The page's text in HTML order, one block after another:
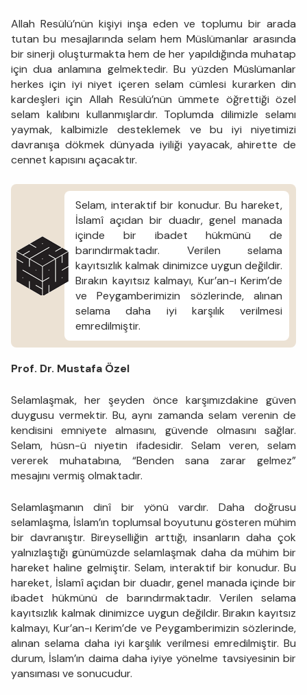
Allah Resülü’nün kişiyi inşa eden ve toplumu bir arada
tutan bu mesajlarında selam hem Müslümanlar arasında
bir sinerji oluşturmakta hem de her yapıldığında muhatap
için dua anlamına gelmektedir. Bu yüzden Müslümanlar
herkes için iyi niyet içeren selam cümlesi kurarken din
kardeşleri için Allah Resülü’nün ümmete öğrettiği özel
selam kalıbını kullanmışlardır. Toplumda dilimizle selamı
yaymak, kalbimizle desteklemek ve bu iyi niyetimizi
davranışa dökmek dünyada iyiliği yayacak, ahirette de
cennet kapısını açacaktır.
Selam, interaktif bir konudur. Bu hareket,
İslamî açıdan bir duadır, genel manada
içinde bir ibadet hükmünü de
barındırmaktadır. Verilen selama
kayıtsızlık kalmak dinimizce uygun değildir.
Bırakın kayıtsız kalmayı, Kur’an-ı Kerim’de
ve Peygamberimizin sözlerinde, alınan
selama daha iyi karşılık verilmesi
emredilmiştir.
Prof. Dr. Mustafa Özel
Selamlaşmak, her şeyden önce karşımızdakine güven
duygusu vermektir. Bu, aynı zamanda selam verenin de
kendisini emniyete almasını, güvende olmasını sağlar.
Selam, hüsn-ü niyetin ifadesidir. Selam veren, selam
vererek muhatabına, “Benden sana zarar gelmez”
mesajını vermiş olmaktadır.
Selamlaşmanın dinî bir yönü vardır. Daha doğrusu
selamlaşma, İslam’ın toplumsal boyutunu gösteren mühim
bir davranıştır. Bireyselliğin arttığı, insanların daha çok
yalnızlaştığı günümüzde selamlaşmak daha da mühim bir
hareket haline gelmiştir. Selam, interaktif bir konudur. Bu
hareket, İslamî açıdan bir duadır, genel manada içinde bir
ibadet hükmünü de barındırmaktadır. Verilen selama
kayıtsızlık kalmak dinimizce uygun değildir. Bırakın kayıtsız
kalmayı, Kur’an-ı Kerim’de ve Peygamberimizin sözlerinde,
alınan selama daha iyi karşılık verilmesi emredilmiştir. Bu
durum, İslam’ın daima daha iyiye yönelme tavsiyesinin bir
yansıması ve sonucudur.